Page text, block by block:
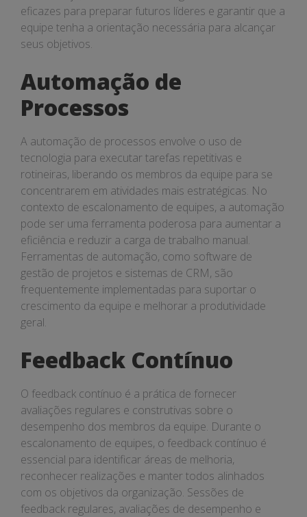
eficazes para preparar futuros líderes e garantir que a
equipe tenha a orientação necessária para alcançar
seus objetivos.
Automação de
Processos
A automação de processos envolve o uso de
tecnologia para executar tarefas repetitivas e
rotineiras, liberando os membros da equipe para se
concentrarem em atividades mais estratégicas. No
contexto de escalonamento de equipes, a automação
pode ser uma ferramenta poderosa para aumentar a
eficiência e reduzir a carga de trabalho manual.
Ferramentas de automação, como software de
gestão de projetos e sistemas de CRM, são
frequentemente implementadas para suportar o
crescimento da equipe e melhorar a produtividade
geral.
Feedback Contínuo
O feedback contínuo é a prática de fornecer
avaliações regulares e construtivas sobre o
desempenho dos membros da equipe. Durante o
escalonamento de equipes, o feedback contínuo é
essencial para identificar áreas de melhoria,
reconhecer realizações e manter todos alinhados
com os objetivos da organização. Sessões de
feedback regulares, avaliações de desempenho e